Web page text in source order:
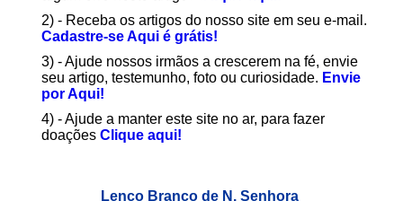
2) - Receba os artigos do nosso site em seu e-mail.
Cadastre-se Aqui é grátis!
3) - Ajude nossos irmãos a crescerem na fé, envie
seu artigo, testemunho, foto ou curiosidade. Envie
por Aqui!
4) - Ajude a manter este site no ar, para fazer
doações Clique aqui!
Lenço Branco de N. Senhora